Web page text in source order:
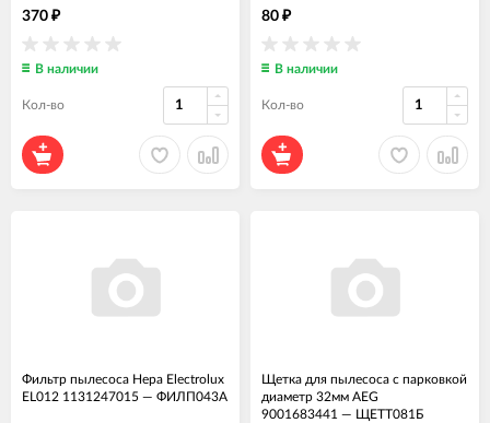
370 ₽
В наличии
Кол-во
80 ₽
В наличии
Кол-во
Фильтр пылесоса Hepa Electrolux
EL012 1131247015 — ФИЛП043А
Щетка для пылесоса с парковкой
диаметр 32мм AEG
9001683441 — ЩЕТТ081Б